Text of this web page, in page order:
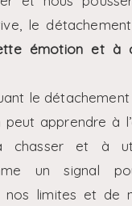
le
émotion et à
le
apprendre à
chasser et à
un signal
nos limites et de